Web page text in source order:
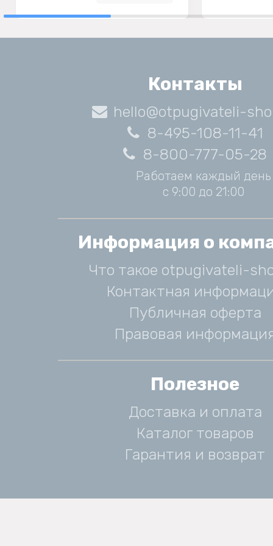
Контакты
hello@otpugivateli-
8-495-108-11-41
8-800-777-05-28
Работаем каждый день
с 9:00 до 21:00
Информация о
Что такое otpugivateli-
Контактная
Публичная оферта
Правовая
Полезное
Доставка и оплата
Каталог товаров
Гарантия и возврат